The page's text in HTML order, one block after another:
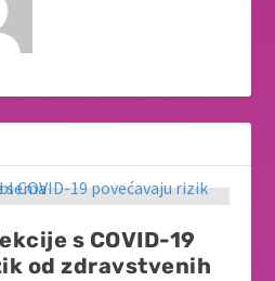
s COVID-19
od zdravstvenih